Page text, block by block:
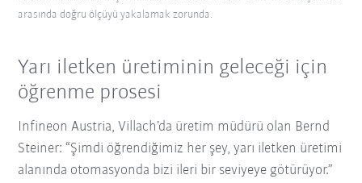
arasında doğru ölçüyü yakalamak zorunda.
Yarı iletken üretiminin geleceği için
öğrenme prosesi
Infineon Austria, Villach’da üretim müdürü olan Bernd
Steiner: “Şimdi öğrendiğimiz her şey, yarı iletken üretimi
alanında otomasyonda bizi ileri bir seviyeye götürüyor.”